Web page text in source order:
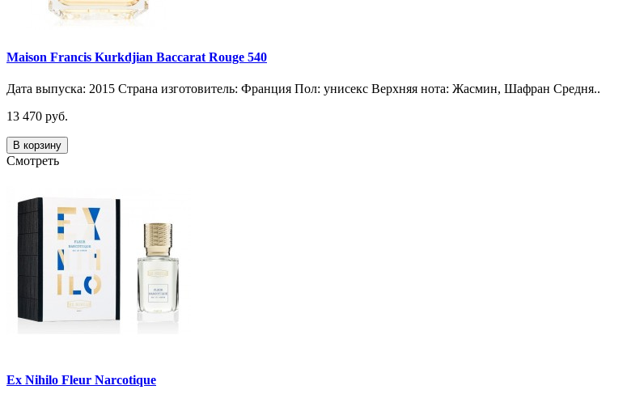
Maison Francis Kurkdjian Baccarat Rouge 540
Дата выпуска: 2015 Страна изготовитель: Франция Пол: унисекс Верхняя нота: Жасмин, Шафран Средня..
13 470 руб.
В корзину
Смотреть
Ex Nihilo Fleur Narcotique